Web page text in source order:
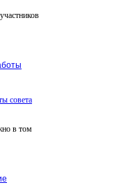
в том